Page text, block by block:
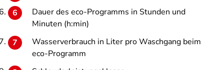
Dauer des eco-Programms in Stunden und
Minuten (h:min)
Wasserverbrauch in Liter pro Waschgang beim
eco-Programm